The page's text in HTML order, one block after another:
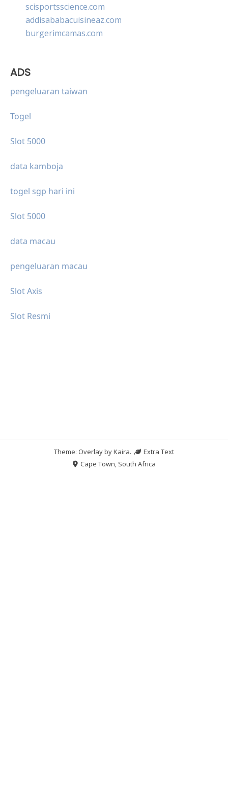
scisportsscience.com
addisababacuisineaz.com
burgerimcamas.com
ADS
pengeluaran taiwan
Togel
Slot 5000
data kamboja
togel sgp hari ini
Slot 5000
data macau
pengeluaran macau
Slot Axis
Slot Resmi
Theme: Overlay byKaira.
Extra Text
Cape Town, South Africa